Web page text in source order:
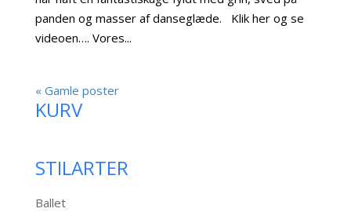
panden og masser af danseglæde. Klik her og se
videoen…. Vores...
« Gamle poster
KURV
STILARTER
Ballet